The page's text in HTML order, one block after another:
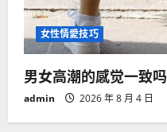
女性情愛技巧
男女高潮的感觉一致吗
admin 2026 年 8 月 4 日